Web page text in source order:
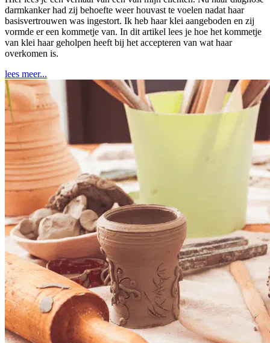
darmkanker had zij behoefte weer houvast te voelen nadat haar
basisvertrouwen was ingestort. Ik heb haar klei aangeboden en zij
vormde er een kommetje van. In dit artikel lees je hoe het kommetje
van klei haar geholpen heeft bij het accepteren van wat haar
overkomen is.
lees meer...